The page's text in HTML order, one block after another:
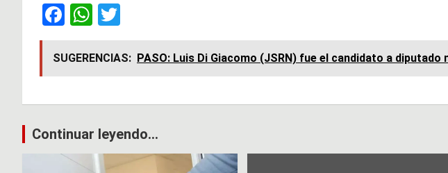
F
a
ce
b
o
o
k
W
h
at
s
A
p
p
wi
tt
er
SUGERENCIAS: PASO: Luis Di Giacomo (JSRN) fue el candidato a diputado
Navegación
Continuar leyendo...